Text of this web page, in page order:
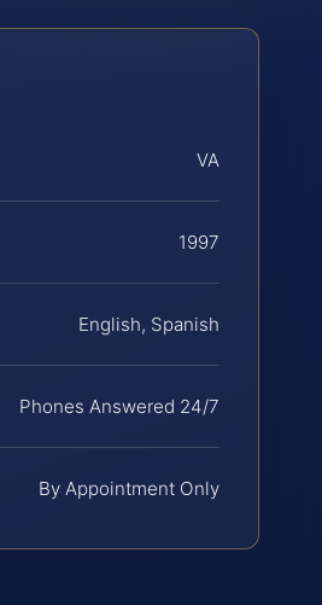
VA
1997
English, Spanish
Phones Answered 24/7
By Appointment Only